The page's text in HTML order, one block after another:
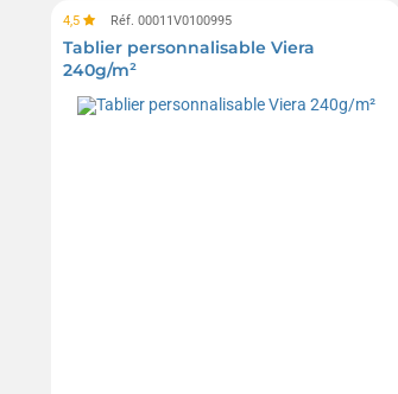
4,5 Réf. 00011V0100995
Tablier personnalisable Viera
240g/m²